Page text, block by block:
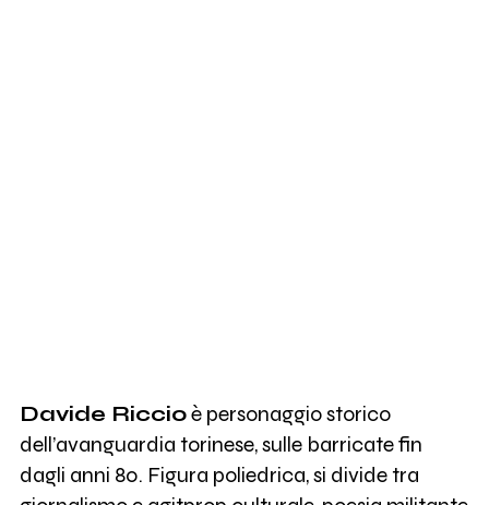
Davide Riccioè personaggio storico
dell’avanguardia torinese, sulle barricate fin
dagli anni 80. Figura poliedrica, si divide tra